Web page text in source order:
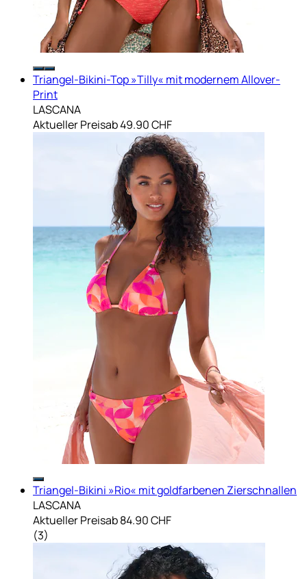
Triangel-Bikini-Top »Tilly« mit modernem Allover-
Print
LASCANA
Aktueller Preisab49.90 CHF
Triangel-Bikini »Rio« mit goldfarbenen Zierschnallen
LASCANA
Aktueller Preisab84.90 CHF
(3)